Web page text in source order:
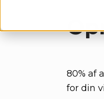
80% af
for din